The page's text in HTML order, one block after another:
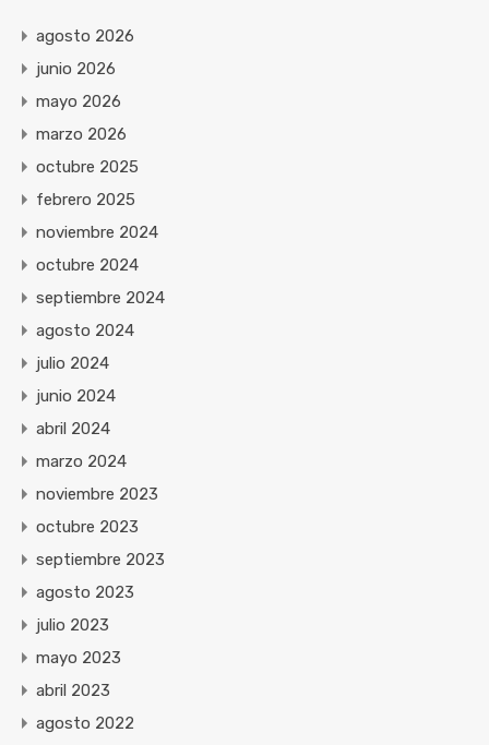
agosto 2026
junio 2026
mayo 2026
marzo 2026
octubre 2025
febrero 2025
noviembre 2024
octubre 2024
septiembre 2024
agosto 2024
julio 2024
junio 2024
abril 2024
marzo 2024
noviembre 2023
octubre 2023
septiembre 2023
agosto 2023
julio 2023
mayo 2023
abril 2023
agosto 2022